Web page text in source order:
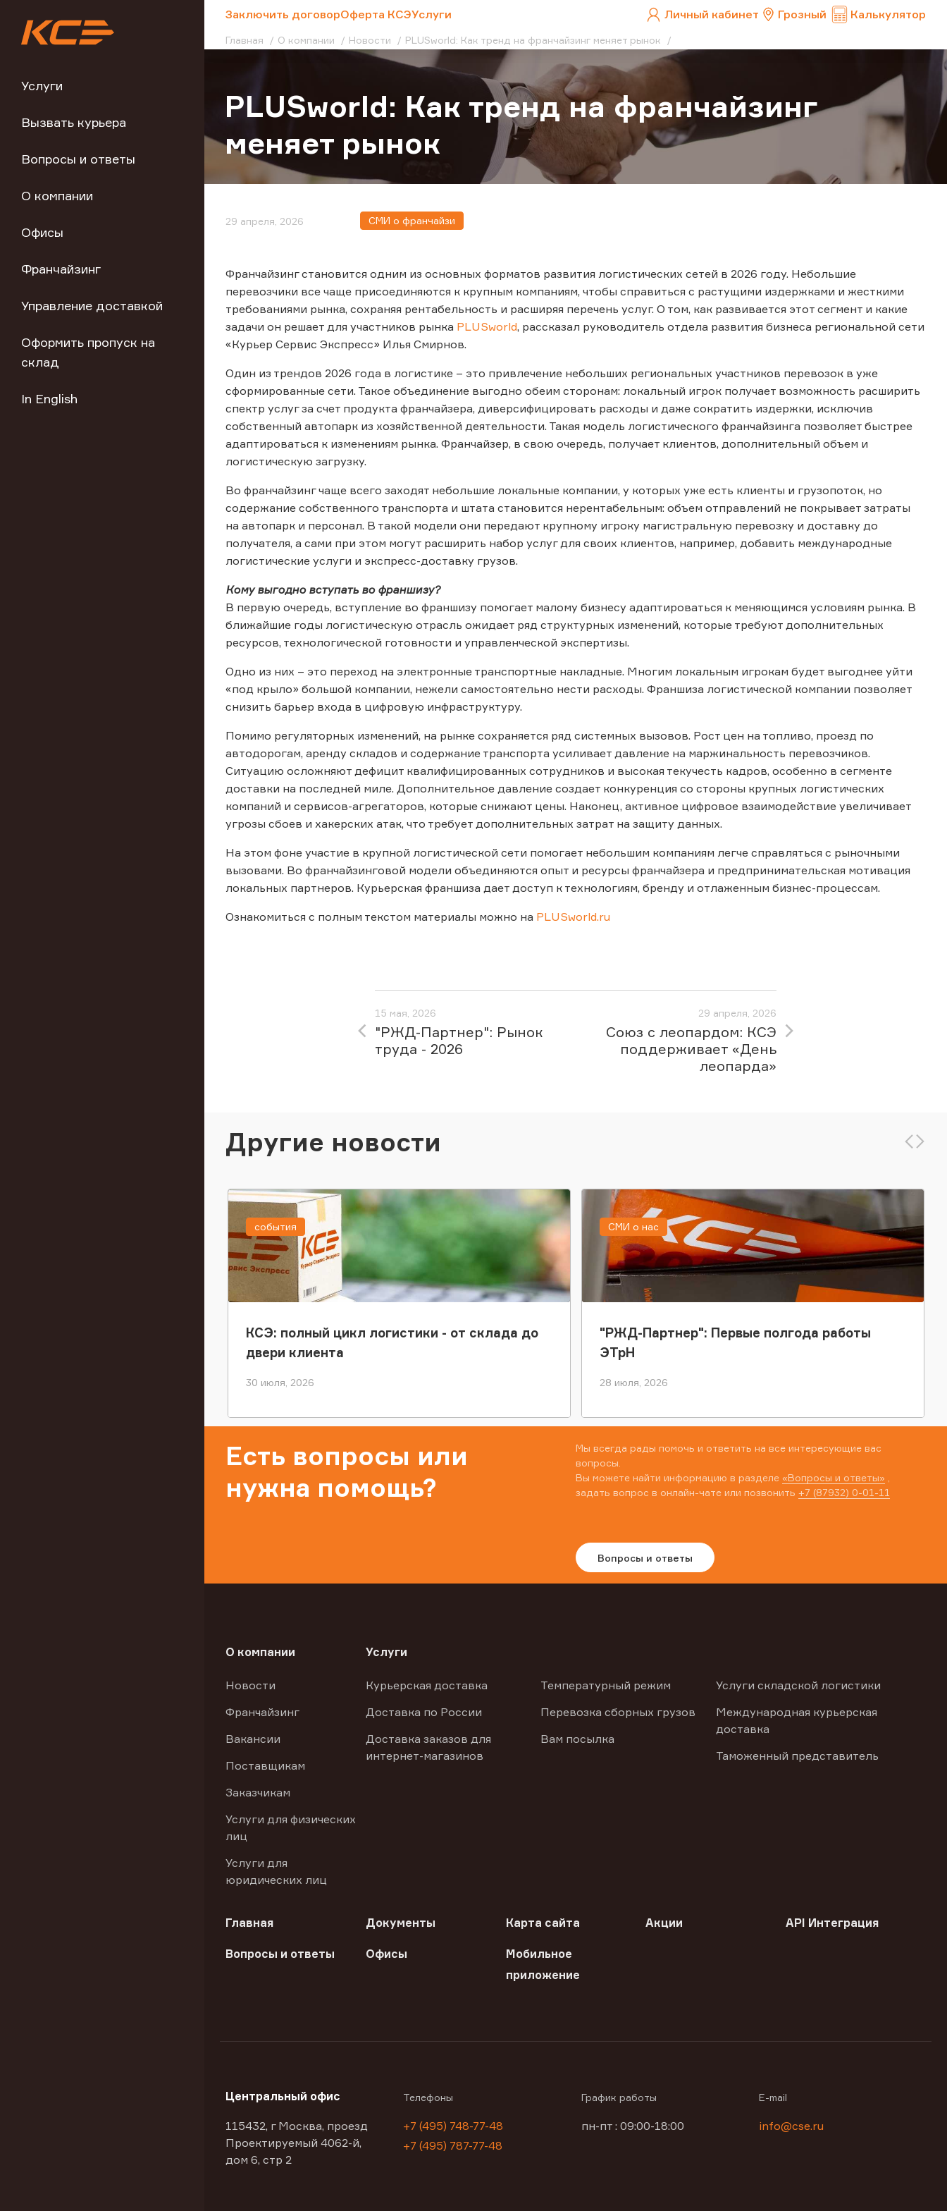
Услуги
Вызвать курьера
Вопросы и ответы
О компании
Офисы
Франчайзинг
Управление доставкой
Оформить пропуск на
склад
In English
Заключить договорОферта КСЭУслуги Личный кабинет Грозный Калькулятор
Главная О компании Новости PLUSworld: Как тренд на франчайзинг меняет рынок
PLUSworld: Как тренд на франчайзинг
меняет рынок
29 апреля, 2026 СМИ о франчайзи
Франчайзинг становится одним из основных форматов развития логистических сетей в 2026 году. Небольшие
перевозчики все чаще присоединяются к крупным компаниям, чтобы справиться с растущими издержками и жесткими
требованиями рынка, сохраняя рентабельность и расширяя перечень услуг. О том, как развивается этот сегмент и какие
задачи он решает для участников рынка PLUSworld, рассказал руководитель отдела развития бизнеса региональной сети
«Курьер Сервис Экспресс» Илья Смирнов.
Один из трендов 2026 года в логистике – это привлечение небольших региональных участников перевозок в уже
сформированные сети. Такое объединение выгодно обеим сторонам: локальный игрок получает возможность расширить
спектр услуг за счет продукта франчайзера, диверсифицировать расходы и даже сократить издержки, исключив
собственный автопарк из хозяйственной деятельности. Такая модель логистического франчайзинга позволяет быстрее
адаптироваться к изменениям рынка. Франчайзер, в свою очередь, получает клиентов, дополнительный объем и
логистическую загрузку.
Во франчайзинг чаще всего заходят небольшие локальные компании, у которых уже есть клиенты и грузопоток, но
содержание собственного транспорта и штата становится нерентабельным: объем отправлений не покрывает затраты
на автопарк и персонал. В такой модели они передают крупному игроку магистральную перевозку и доставку до
получателя, а сами при этом могут расширить набор услуг для своих клиентов, например, добавить международные
логистические услуги и экспресс-доставку грузов.
Кому выгодно вступать во франшизу?
В первую очередь, вступление во франшизу помогает малому бизнесу адаптироваться к меняющимся условиям рынка. В
ближайшие годы логистическую отрасль ожидает ряд структурных изменений, которые требуют дополнительных
ресурсов, технологической готовности и управленческой экспертизы.
Одно из них – это переход на электронные транспортные накладные. Многим локальным игрокам будет выгоднее уйти
«под крыло» большой компании, нежели самостоятельно нести расходы. Франшиза логистической компании позволяет
снизить барьер входа в цифровую инфраструктуру.
Помимо регуляторных изменений, на рынке сохраняется ряд системных вызовов. Рост цен на топливо, проезд по
автодорогам, аренду складов и содержание транспорта усиливает давление на маржинальность перевозчиков.
Ситуацию осложняют дефицит квалифицированных сотрудников и высокая текучесть кадров, особенно в сегменте
доставки на последней миле. Дополнительное давление создает конкуренция со стороны крупных логистических
компаний и сервисов-агрегаторов, которые снижают цены. Наконец, активное цифровое взаимодействие увеличивает
угрозы сбоев и хакерских атак, что требует дополнительных затрат на защиту данных.
На этом фоне участие в крупной логистической сети помогает небольшим компаниям легче справляться с рыночными
вызовами. Во франчайзинговой модели объединяются опыт и ресурсы франчайзера и предпринимательская мотивация
локальных партнеров. Курьерская франшиза дает доступ к технологиям, бренду и отлаженным бизнес-процессам.
Ознакомиться с полным текстом материалы можно на PLUSworld.ru
15 мая, 2026
"РЖД-Партнер": Рынок
труда - 2026
29 апреля, 2026
Союз с леопардом: КСЭ
поддерживает «День
леопарда»
Другие новости
КСЭ: полный цикл логистики - от склада до
двери клиента
30 июля, 2026
события
"РЖД-Партнер": Первые полгода работы
ЭТрН
28 июля, 2026
СМИ о нас
Есть вопросы или
нужна помощь?
Мы всегда рады помочь и ответить на все интересующие вас
вопросы.
Вы можете найти информацию в разделе «Вопросы и ответы»
задать вопрос в онлайн-чате или позвонить +7 (87932) 0-01-11
Вопросы и ответы
О компании
Новости
Франчайзинг
Вакансии
Поставщикам
Заказчикам
Услуги для физических
лиц
Услуги для
юридических лиц
Услуги
Курьерская доставка
Доставка по России
Доставка заказов для
интернет-магазинов
Температурный режим
Перевозка сборных грузов
Вам посылка
Услуги складской логистики
Международная курьерская
доставка
Таможенный представитель
Главная Документы Карта сайта Акции API Интеграция
Вопросы и ответы Офисы
Мобильное
приложение
Центральный офис
115432, г Москва, проезд
Проектируемый 4062-й,
дом 6, стр 2
Телефоны
+7 (495) 748-77-48
+7 (495) 787-77-48
График работы
пн-пт : 09:00-18:00
E-mail
info@cse.ru